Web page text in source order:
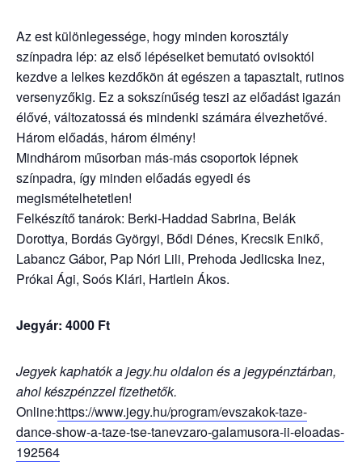
Az est különlegessége, hogy minden korosztály
színpadra lép: az első lépéseiket bemutató ovisoktól
kezdve a lelkes kezdőkön át egészen a tapasztalt, rutinos
versenyzőkig. Ez a sokszínűség teszi az előadást igazán
élővé, változatossá és mindenki számára élvezhetővé.
Három előadás, három élmény!
Mindhárom műsorban más-más csoportok lépnek
színpadra, így minden előadás egyedi és
megismételhetetlen!
Felkészítő tanárok: Berki-Haddad Sabrina, Belák
Dorottya, Bordás Györgyi, Bődi Dénes, Krecsik Enikő,
Labancz Gábor, Pap Nóri Lili, Prehoda Jedlicska Inez,
Prókai Ági, Soós Klári, Hartlein Ákos.
Jegyár: 4000 Ft
Jegyek kaphatók a jegy.hu oldalon és a jegypénztárban,
ahol készpénzzel fizethetők.
Online:https://www.jegy.hu/program/evszakok-taze-
dance-show-a-taze-tse-tanevzaro-galamusora-ii-eloadas-
192564